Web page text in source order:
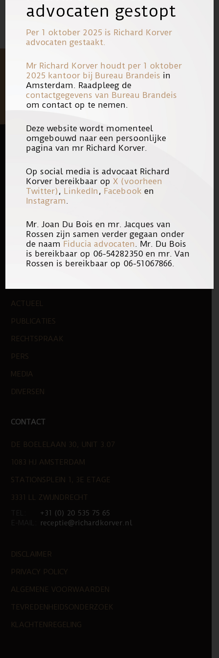
FOOTER
KANTOOR
ONS TEAM
NIEUWE ZAKEN
LOGO
ACTUEEL
PUBLICATIES
RECHTSPRAAK
PERS
MEDIA
DIVERSEN
CONTACT
DE BOELELAAN 30, UNIT 3.07
1083 HJ AMSTERDAM
STATIONSPLEIN 1, 3E ETAGE
3331 LL ZWIJNDRECHT
+31 (0) 20 535 75 65
receptie@richardkorver.nl
DISCLAIMER
PRIVACY POLICY
ALGEMENE VOORWAARDEN
TEVREDENHEIDSONDERZOEK
KLACHTENREGELING
advocaten gestopt
Per 1 oktober 2025 is Richard Korver
advocaten gestaakt.
Mr Richard Korver houdt per 1 oktober
2025 kantoor bij Bureau Brandeis in
Amsterdam. Raadpleeg de
contactgegevens van Bureau Brandeis
om contact op te nemen.
Deze website wordt momenteel
omgebouwd naar een persoonlijke
pagina van mr Richard Korver.
Op social media is advocaat Richard
Korver bereikbaar op X (voorheen
Twitter) , LinkedIn , Facebook en
Instagram.
Mr. Joan Du Bois en mr. Jacques van
Rossen zijn samen verder gegaan onder
de naam Fiducia advocaten. Mr. Du Bois
is bereikbaar op 06-54282350 en mr. Van
Rossen is bereikbaar op 06-51067866.